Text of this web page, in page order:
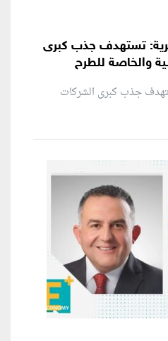
تستهدف جذب كبرى
والخاصة للطرح
جذب كبرى الشركات